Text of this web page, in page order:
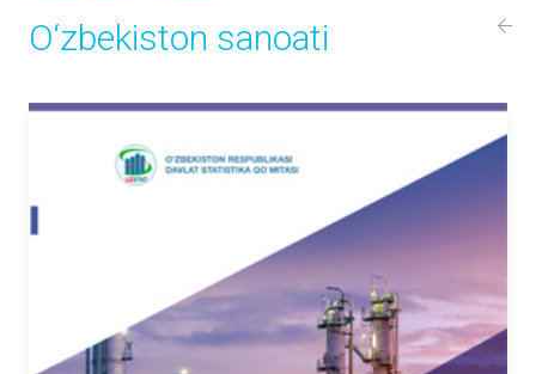
O‘zbekiston sаnoаti